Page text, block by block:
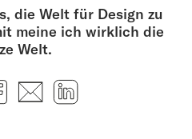
die Welt für Design zu
meine ich wirklich die
Welt.
Facebook
E-mail